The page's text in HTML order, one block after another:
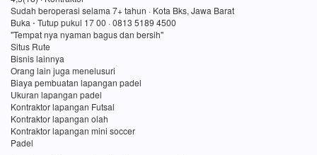
Sudah beroperasi selama 7+ tahun · Kota Bks, Jawa Barat
Buka ⋅ Tutup pukul 17 00 · 0813 5189 4500
"Tempat nya nyaman bagus dan bersih"
Situs Rute
Bisnis lainnya
Orang lain juga menelusuri
Biaya pembuatan lapangan padel
Ukuran lapangan padel
Kontraktor lapangan Futsal
Kontraktor lapangan olah
Kontraktor lapangan mini soccer
Padel